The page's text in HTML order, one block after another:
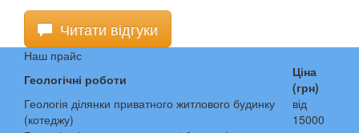
Читати відгуки
Наш прайс
Геологічні роботи
Ціна
(грн)
Геологія ділянки приватного житлового будинку
(котеджу)
від
15000